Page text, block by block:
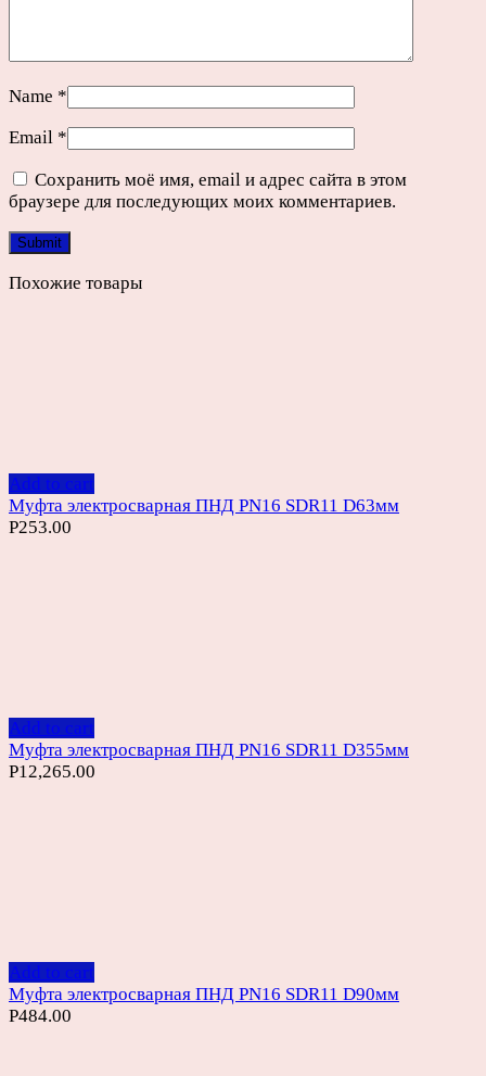
Name *
Email *
Сохранить моё имя, email и адрес сайта в этом
браузере для последующих моих комментариев.
Похожие товары
Add to cart
Муфта электросварная ПНД PN16 SDR11 D63мм
Р253.00
Add to cart
Муфта электросварная ПНД PN16 SDR11 D355мм
Р12,265.00
Add to cart
Муфта электросварная ПНД PN16 SDR11 D90мм
Р484.00